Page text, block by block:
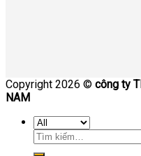
Copyright 2026 © công ty
NAM